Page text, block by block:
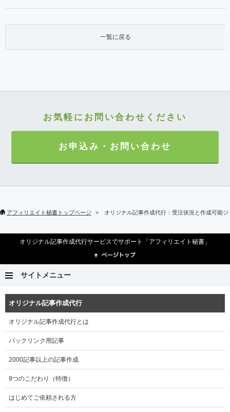
一覧に戻る
お気軽にお問い合わせください
お申込み・お問い合わせ
アフィリエイト秘書トップページ オリジナル記事作成代行：受注状況と作成可能ジ
オリジナル記事作成代行サービスでサポート「アフィリエイト秘書」
サイトメニュー
オリジナル記事作成代行
オリジナル記事作成代行とは
バックリンク用記事
2000記事以上の記事作成
9つのこだわり（特徴）
はじめてご依頼される方